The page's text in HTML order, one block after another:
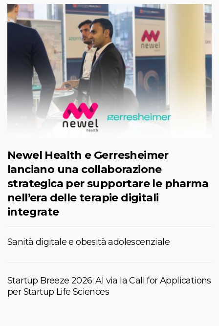
Newel Health e Gerresheimer
lanciano una collaborazione
strategica per supportare le pharma
nell’era delle terapie digitali
integrate
Sanità digitale e obesità adolescenziale
Startup Breeze 2026: Al via la Call for Applications
per Startup Life Sciences